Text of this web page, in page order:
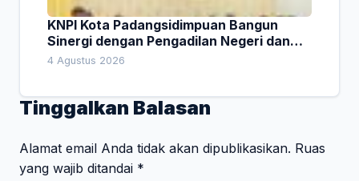
KNPI Kota Padangsidimpuan Bangun
Sinergi dengan Pengadilan Negeri dan
DPRD
4 Agustus 2026
Tinggalkan Balasan
Alamat email Anda tidak akan dipublikasikan. Ruas
yang wajib ditandai *